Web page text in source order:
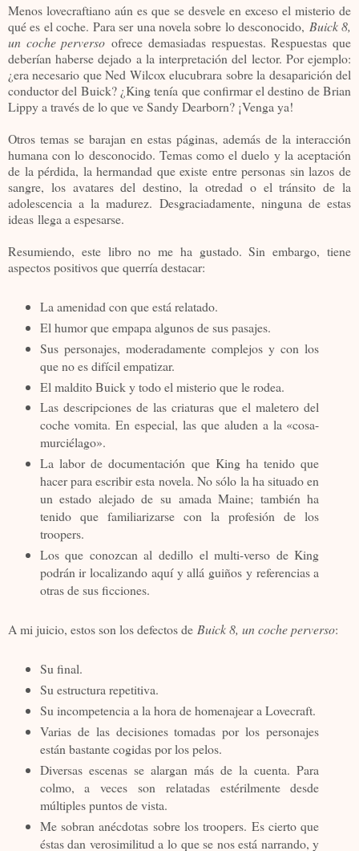
Menos lovecraftiano aún es que se desvele en exceso el misterio de
qué es el coche. Para ser una novela sobre lo desconocido, Buick 8,
un coche perverso ofrece demasiadas respuestas. Respuestas que
deberían haberse dejado a la interpretación del lector. Por ejemplo:
¿era necesario que Ned Wilcox elucubrara sobre la desaparición del
conductor del Buick? ¿King tenía que confirmar el destino de Brian
Lippy a través de lo que ve Sandy Dearborn? ¡Venga ya!
Otros temas se barajan en estas páginas, además de la interacción
humana con lo desconocido. Temas como el duelo y la aceptación
de la pérdida, la hermandad que existe entre personas sin lazos de
sangre, los avatares del destino, la otredad o el tránsito de la
adolescencia a la madurez. Desgraciadamente, ninguna de estas
ideas llega a espesarse.
Resumiendo, este libro no me ha gustado. Sin embargo, tiene
aspectos positivos que querría destacar:
La amenidad con que está relatado.
El humor que empapa algunos de sus pasajes.
Sus personajes, moderadamente complejos y con los
que no es difícil empatizar.
El maldito Buick y todo el misterio que le rodea.
Las descripciones de las criaturas que el maletero del
coche vomita. En especial, las que aluden a la «cosa-
murciélago».
La labor de documentación que King ha tenido que
hacer para escribir esta novela. No sólo la ha situado en
un estado alejado de su amada Maine; también ha
tenido que familiarizarse con la profesión de los
troopers.
Los que conozcan al dedillo el multi-verso de King
podrán ir localizando aquí y allá guiños y referencias a
otras de sus ficciones.
A mi juicio, estos son los defectos de Buick 8, un coche perverso:
Su final.
Su estructura repetitiva.
Su incompetencia a la hora de homenajear a Lovecraft.
Varias de las decisiones tomadas por los personajes
están bastante cogidas por los pelos.
Diversas escenas se alargan más de la cuenta. Para
colmo, a veces son relatadas estérilmente desde
múltiples puntos de vista.
Me sobran anécdotas sobre los troopers. Es cierto que
éstas dan verosimilitud a lo que se nos está narrando, y